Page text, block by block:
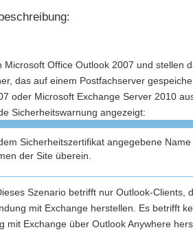
Microsoft Office Outlook 2007 und stellen
das auf einem Postfachserver
oder Microsoft Exchange Server 2010
Sicherheitswarnung angezeigt:
Sicherheitszertifikat angegebene
der Site überein.
Szenario betrifft nur Outlook-Clients,
mit Exchange herstellen. Es betrifft
mit Exchange über Outlook Anywhere